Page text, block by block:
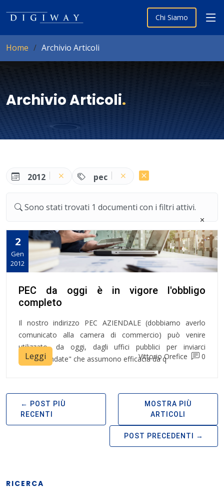
Chi Siamo
Home Archivio Articoli
Archivio Articoli.
2012 pec
Sono stati trovati 1 documenti con i filtri attivi.
2
Gen
2012
PEC da oggi è in vigore l'obbligo
completo
Il nostro indirizzo PEC AZIENDALE (dobbiamo averlo
comunicato alla camera di commercio) può venire
utilizzato, da oggi, dagli uffici pubblici per inviarci
"raccomandate" che assumono efficacia da q
Leggi Vittorio Orefice 0
POST PIÙ
RECENTI
MOSTRA PIÙ
ARTICOLI
POST PRECEDENTI
RICERCA